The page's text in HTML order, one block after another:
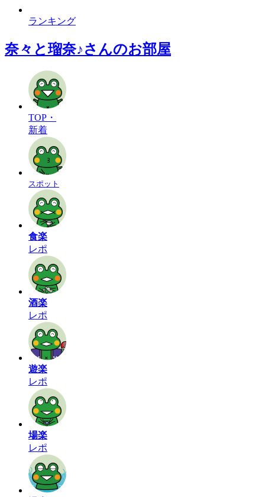
ランキング
奈々と瑠奈♪さんのお部屋
TOP・
新着
スポット
食楽
レポ
酒楽
レポ
遊楽
レポ
場楽
レポ